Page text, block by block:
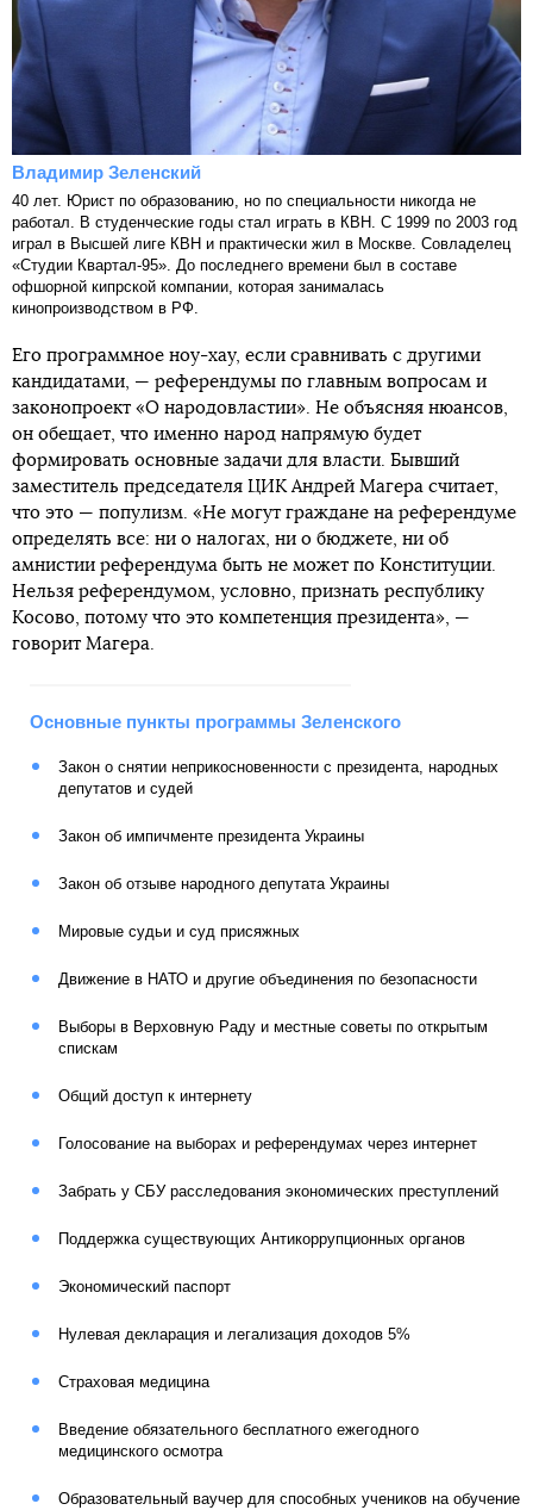
Владимир Зеленский
40 лет. Юрист по образованию, но по специальности никогда не
работал. В студенческие годы стал играть в КВН. С 1999 по 2003 год
играл в Высшей лиге КВН и практически жил в Москве. Совладелец
«Студии Квартал-95». До последнего времени был в составе
офшорной кипрской компании, которая занималась
кинопроизводством в РФ.
Его программное ноу-хау, если сравнивать с другими
кандидатами, — референдумы по главным вопросам и
законопроект «О народовластии». Не объясняя нюансов,
он обещает, что именно народ напрямую будет
формировать основные задачи для власти. Бывший
заместитель председателя ЦИК Андрей Магера считает,
что это — популизм. «Не могут граждане на референдуме
определять все: ни о налогах, ни о бюджете, ни об
амнистии референдума быть не может по Конституции.
Нельзя референдумом, условно, признать республику
Косово, потому что это компетенция президента», —
говорит Магера.
Основные пункты программы Зеленского
Закон о снятии неприкосновенности с президента, народных
депутатов и судей
Закон об импичменте президента Украины
Закон об отзыве народного депутата Украины
Мировые судьи и суд присяжных
Движение в НАТО и другие объединения по безопасности
Выборы в Верховную Раду и местные советы по открытым
спискам
Общий доступ к интернету
Голосование на выборах и референдумах через интернет
Забрать у СБУ расследования экономических преступлений
Поддержка существующих Антикоррупционных органов
Экономический паспорт
Нулевая декларация и легализация доходов 5%
Страховая медицина
Введение обязательного бесплатного ежегодного
медицинского осмотра
Образовательный ваучер для способных учеников на обучение